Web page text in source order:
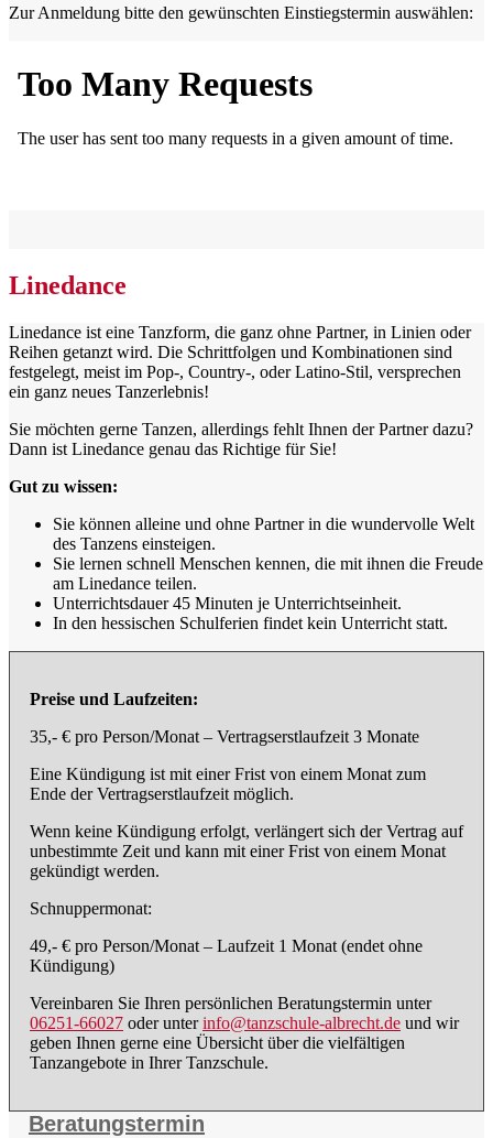
Zur Anmeldung bitte den gewünschten Einstiegstermin auswählen:
Linedance
Linedance ist eine Tanzform, die ganz ohne Partner, in Linien oder
Reihen getanzt wird. Die Schrittfolgen und Kombinationen sind
festgelegt, meist im Pop-, Country-, oder Latino-Stil, versprechen
ein ganz neues Tanzerlebnis!
Sie möchten gerne Tanzen, allerdings fehlt Ihnen der Partner dazu?
Dann ist Linedance genau das Richtige für Sie!
Gut zu wissen:
Sie können alleine und ohne Partner in die wundervolle Welt
des Tanzens einsteigen.
Sie lernen schnell Menschen kennen, die mit ihnen die Freude
am Linedance teilen.
Unterrichtsdauer 45 Minuten je Unterrichtseinheit.
In den hessischen Schulferien findet kein Unterricht statt.
Preise und Laufzeiten:
35,- € pro Person/Monat – Vertragserstlaufzeit 3 Monate
Eine Kündigung ist mit einer Frist von einem Monat zum
Ende der Vertragserstlaufzeit möglich.
Wenn keine Kündigung erfolgt, verlängert sich der Vertrag auf
unbestimmte Zeit und kann mit einer Frist von einem Monat
gekündigt werden.
Schnuppermonat:
49,- € pro Person/Monat – Laufzeit 1 Monat (endet ohne
Kündigung)
Vereinbaren Sie Ihren persönlichen Beratungstermin unter
06251-66027 oder unterinfo@tanzschule-albrecht.de und wir
geben Ihnen gerne eine Übersicht über die vielfältigen
Tanzangebote in Ihrer Tanzschule.
Beratungstermin